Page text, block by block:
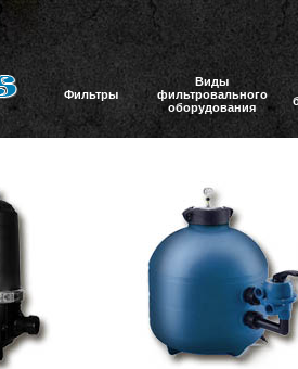
Фильтры
Виды
фильтровального
оборудования